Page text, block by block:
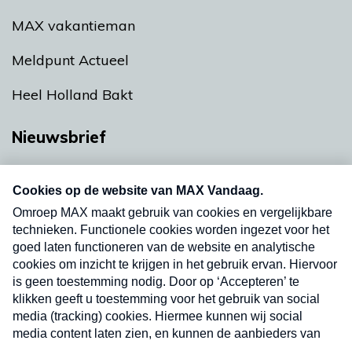
MAX vakantieman
Meldpunt Actueel
Heel Holland Bakt
Nieuwsbrief
Neem hier een gratis abonnement op onze
nieuwsbrief. Elke vrijdag- en dinsdagochtend in
uw mailbox.
Verzend